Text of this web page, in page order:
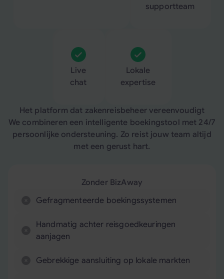
supportteam
Live
chat
Lokale
expertise
Het platform dat zakenreisbeheer vereenvoudigt
We combineren een intelligente boekingstool met 24/7
persoonlijke ondersteuning. Zo reist jouw team altijd
met een gerust hart.
Zonder BizAway
Gefragmenteerde boekingssystemen
Handmatig achter reisgoedkeuringen
aanjagen
Gebrekkige aansluiting op lokale markten